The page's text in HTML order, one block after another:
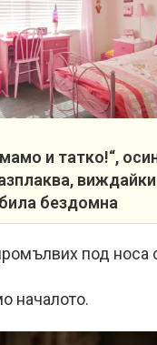
и татко!“,
бездомна
под носа
началото.